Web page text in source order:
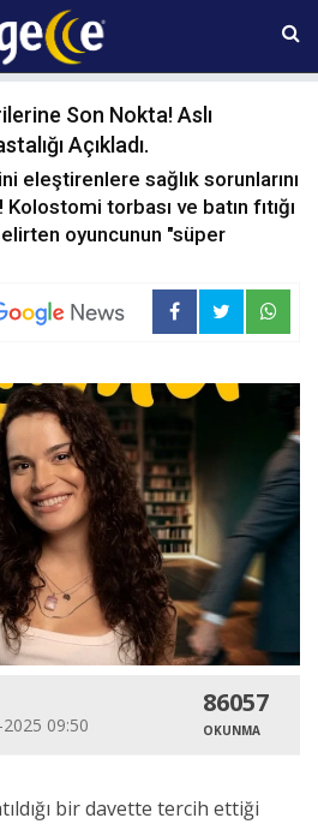
Cuma 13:50
Son Nokta! Aslı
Açıkladı.
eleştirenlere sağlık sorunlarını
torbası ve batın fıtığı
oyuncunun "süper
09:50
86057
OKUNMA
bir davette tercih ettiği